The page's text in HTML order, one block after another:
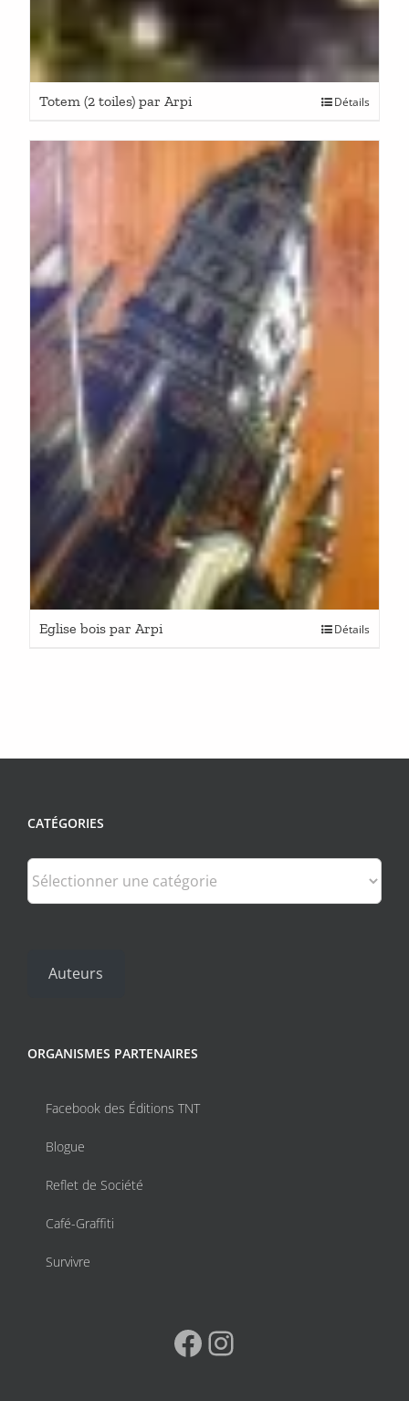
Totem (2 toiles) par Arpi Détails
Eglise bois par Arpi Détails
CATÉGORIES
Catégories
Auteurs
ORGANISMES PARTENAIRES
Facebook des Éditions TNT
Blogue
Reflet de Société
Café-Graffiti
Survivre
Facebook